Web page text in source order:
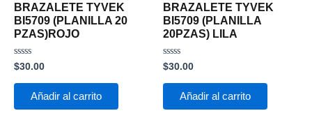
BRAZALETE TYVEK
BI5709 (PLANILLA 20
PZAS)ROJO
Valorado
con
0
$30.00
Añadir al carrito
BRAZALETE TYVEK
BI5709 (PLANILLA
20PZAS) LILA
Valorado
con
0
$30.00
Añadir al carrito